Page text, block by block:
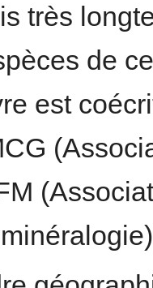
très
de
est